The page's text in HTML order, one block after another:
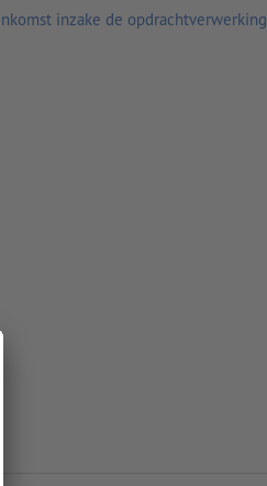
inzake de opdrachtverwerking